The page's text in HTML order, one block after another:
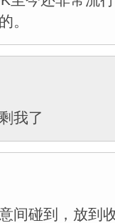
。
我了
间碰到，放到